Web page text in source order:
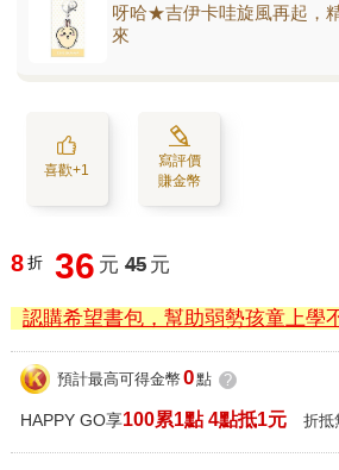
呀哈★吉伊卡哇旋風再起，
來
喜歡+1
寫評價
賺金幣
8 折 36 元 45 元
認購希望書包，幫助弱勢孩童上學
預計最高可得金幣 0點 ?
HAPPY GO享100累1點 4點抵1元 折抵